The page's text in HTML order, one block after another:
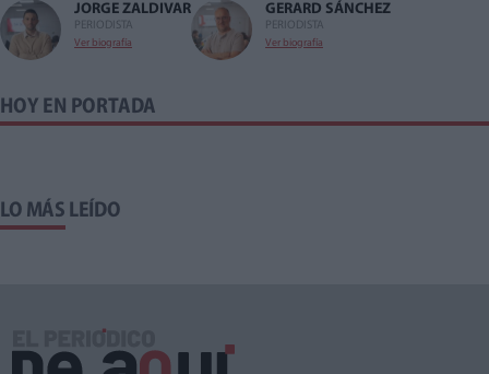
JORGE ZALDIVAR
PERIODISTA
Ver biografía
GERARD SÁNCHEZ
PERIODISTA
Ver biografía
HOY EN PORTADA
LO MÁS LEÍDO